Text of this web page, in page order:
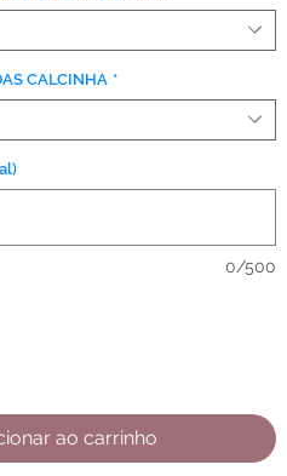
CALCINHA *
0/500
ao carrinho